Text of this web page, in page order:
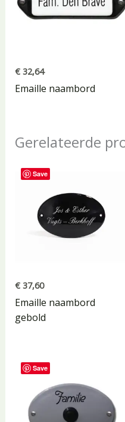
€32,64
Emaille naambord
Gerelateerde
Save
€37,60
Emaille naambord
gebold
Save